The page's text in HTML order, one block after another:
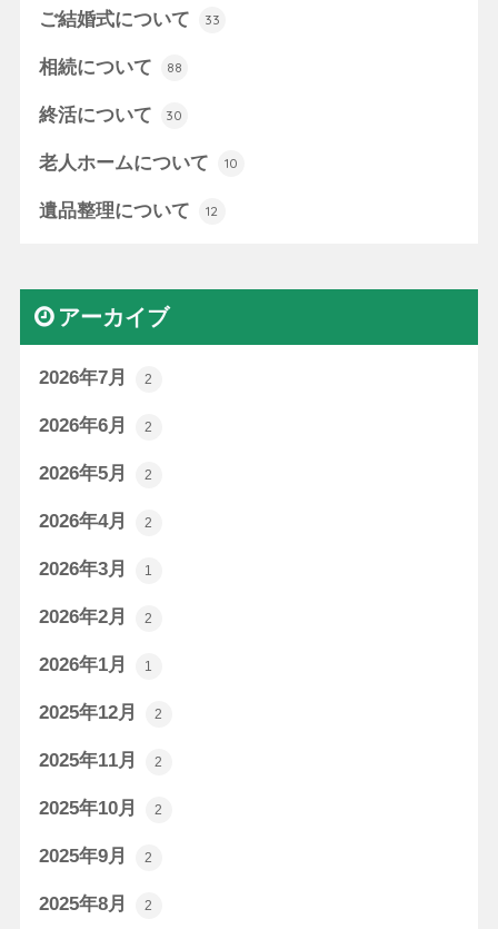
ご結婚式について 33
相続について 88
終活について 30
老人ホームについて 10
遺品整理について 12
アーカイブ
2026年7月 2
2026年6月 2
2026年5月 2
2026年4月 2
2026年3月 1
2026年2月 2
2026年1月 1
2025年12月 2
2025年11月 2
2025年10月 2
2025年9月 2
2025年8月 2